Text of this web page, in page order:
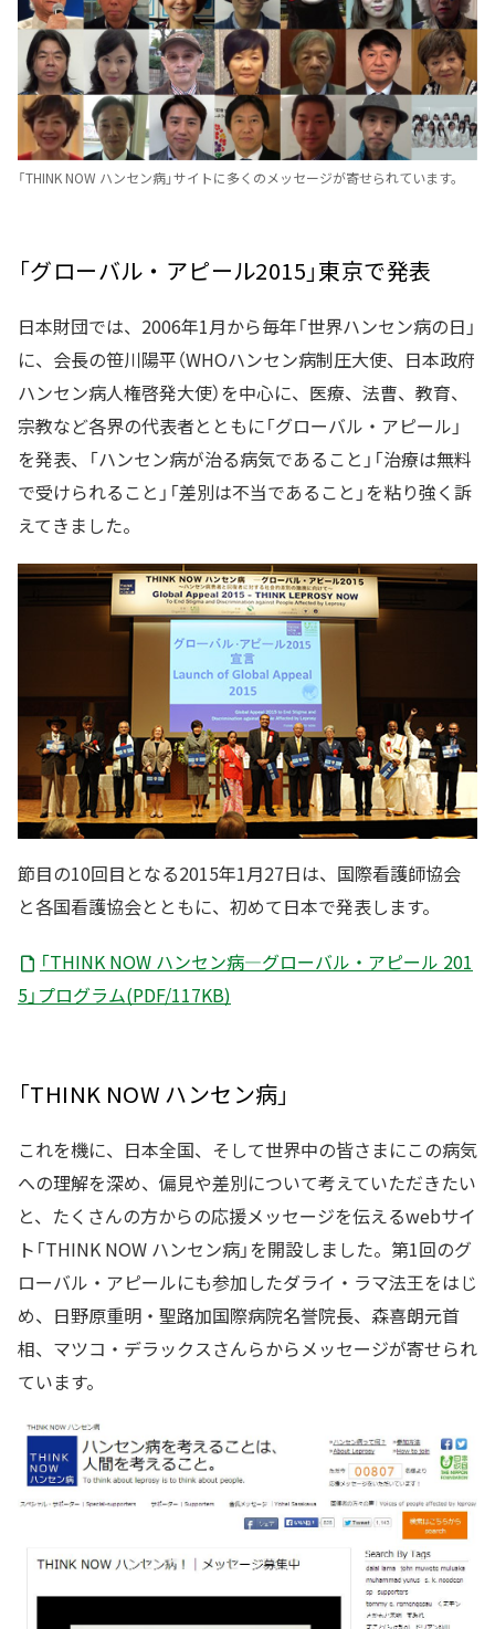
「THINK NOW ハンセン病」サイトに多くのメッセージが寄せられています。
「グローバル・アピール2015」東京で発表
日本財団では、2006年1月から毎年「世界ハンセン病の日」
に、会長の笹川陽平（WHOハンセン病制圧大使、日本政府
ハンセン病人権啓発大使）を中心に、医療、法曹、教育、
宗教など各界の代表者とともに「グローバル・アピール」
を発表、「ハンセン病が治る病気であること」「治療は無料
で受けられること」「差別は不当であること」を粘り強く訴
えてきました。
節目の10回目となる2015年1月27日は、国際看護師協会
と各国看護協会とともに、初めて日本で発表します。
「THINK NOW ハンセン病―グローバル・アピール 201
5」プログラム(PDF/117KB)
「THINK NOW ハンセン病」
これを機に、日本全国、そして世界中の皆さまにこの病気
への理解を深め、偏見や差別について考えていただきたい
と、たくさんの方からの応援メッセージを伝えるwebサイ
ト「THINK NOW ハンセン病」を開設しました。第1回のグ
ローバル・アピールにも参加したダライ・ラマ法王をはじ
め、日野原重明・聖路加国際病院名誉院長、森喜朗元首
相、マツコ・デラックスさんらからメッセージが寄せられ
ています。